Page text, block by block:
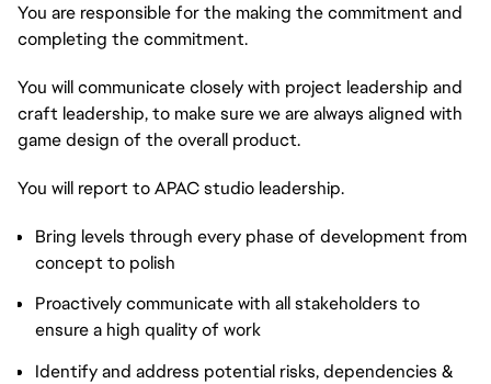
You are responsible for the making the commitment and
completing the commitment.
You will communicate closely with project leadership and
craft leadership, to make sure we are always aligned with
game design of the overall product.
You will report to APAC studio leadership.
Bring levels through every phase of development from
concept to polish
Proactively communicate with all stakeholders to
ensure a high quality of work
Identify and address potential risks, dependencies &